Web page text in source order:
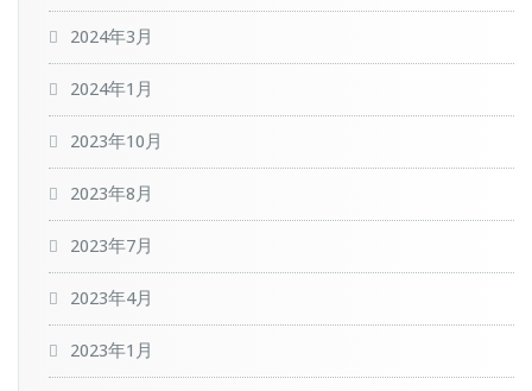
2024年3月
2024年1月
2023年10月
2023年8月
2023年7月
2023年4月
2023年1月